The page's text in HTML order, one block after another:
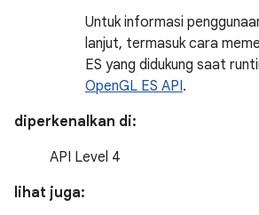
Untuk informasi
lanjut, termasuk cara
ES yang didukung saat
OpenGL ES API.
diperkenalkan di:
API Level 4
lihat juga: